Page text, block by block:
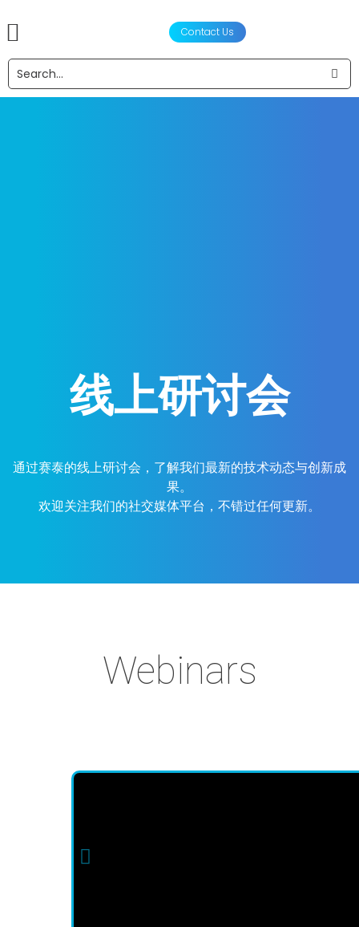
Contact Us
线上研讨会
通过赛泰的线上研讨会，了解我们最新的技术动态与创新成
果。
欢迎关注我们的社交媒体平台，不错过任何更新。
Webinars